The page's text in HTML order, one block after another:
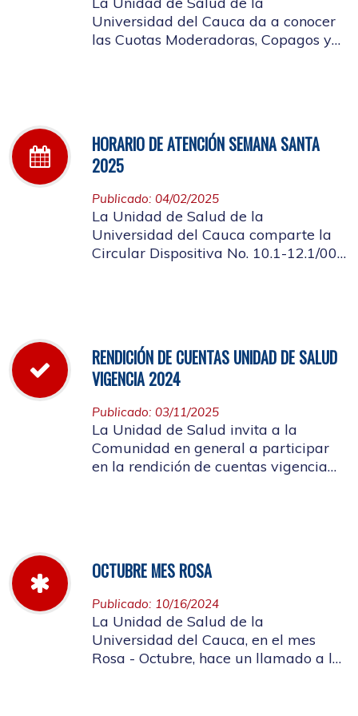
Universidad del Cauca da a conocer
las Cuotas Moderadoras, Copagos y
HORARIO DE ATENCIÓN SEMANA SANTA
2025
Publicado: 04/02/2025
La Unidad de Salud de la
Universidad del Cauca comparte la
Circular Dispositiva No. 10.1-12.1/002
RENDICIÓN DE CUENTAS UNIDAD DE SALUD
VIGENCIA 2024
Publicado: 03/11/2025
La Unidad de Salud invita a la
Comunidad en general a participar
en la rendición de cuentas vigencia
OCTUBRE MES ROSA
Publicado: 10/16/2024
La Unidad de Salud de la
Universidad del Cauca, en el mes
Rosa - Octubre, hace un llamado a la